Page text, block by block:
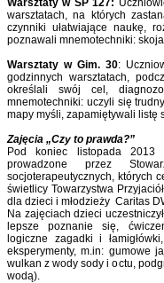
Warsztaty w SP 127:
warsztatach, na których
czynniki ułatwiające naukę,
poznawali mnemotechniki:
Warsztaty w Gim. 30:
godzinnych warsztatach,
określali swój cel,
mnemotechniki: uczyli się
mapy myśli, zapamiętywali listę
Zajęcia „Czy to prawda?”
Pod koniec listopada 2013
prowadzone przez
socjoterapeutycznych, których
świetlicy Towarzystwa
dla dzieci i młodzieży Caritas
Na zajęciach dzieci
lepsze poznanie się,
logiczne zagadki i
eksperymenty, m.in: gumowe
wulkan z wody sody i octu,
wodą).